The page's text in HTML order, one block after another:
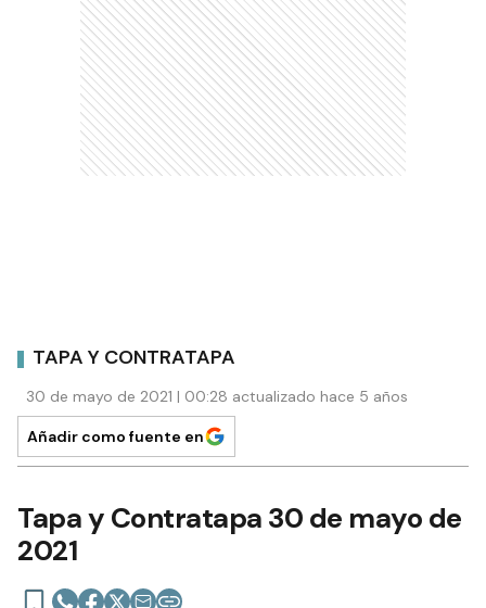
TAPA Y CONTRATAPA
30 de mayo de 2021 | 00:28 actualizado hace 5 años
Añadir como fuente en
Tapa y Contratapa 30 de mayo de
2021